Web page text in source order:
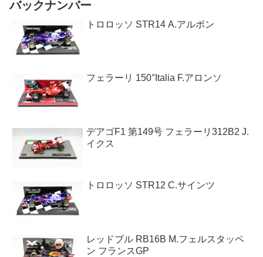
バックナンバー
トロロッソ STR14 A.アルボン
フェラーリ 150°Italia F.アロンソ
デアゴF1 第149号 フェラーリ312B2 J.
イクス
トロロッソ STR12 C.サインツ
レッドブル RB16B M.フェルスタッペ
ン フランスGP